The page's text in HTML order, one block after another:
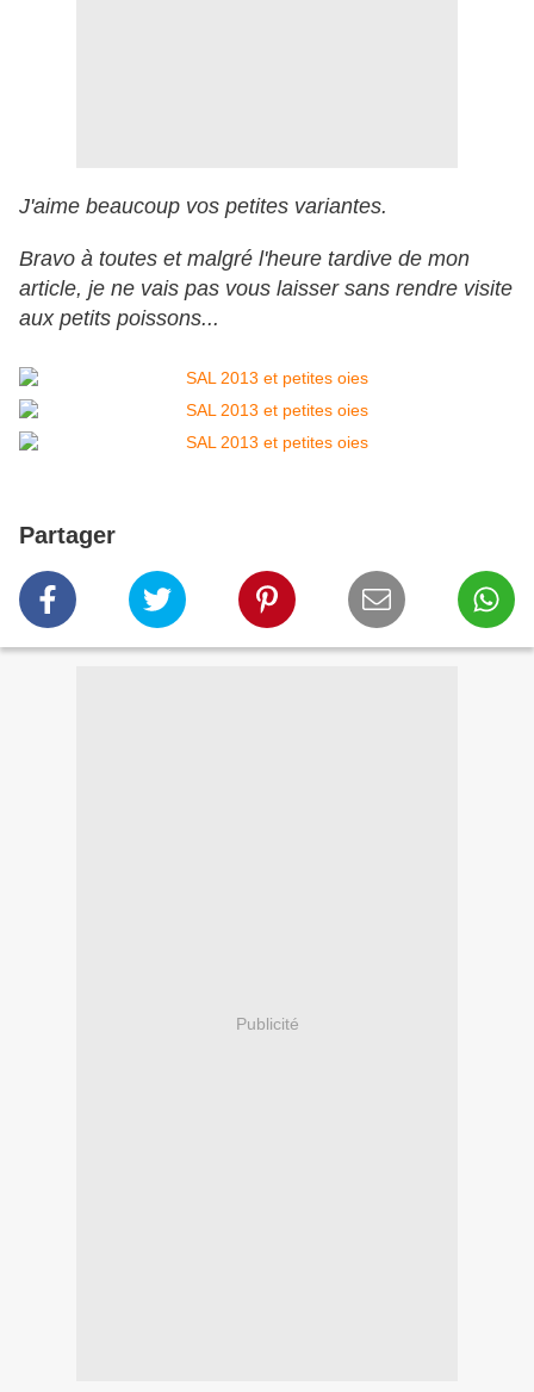
J'aime beaucoup vos petites variantes.
Bravo à toutes et malgré l'heure tardive de mon
article, je ne vais pas vous laisser sans rendre visite
aux petits poissons...
Partager
Publicité